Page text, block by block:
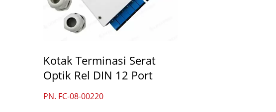
Kotak Terminasi Serat
Optik Rel DIN 12 Port
PN. FC-08-00220